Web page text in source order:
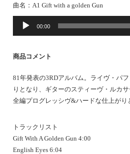
曲名： A1 Gift with a golden Gun
音
ー
00:00
商品コメント
81年発表の3RDアルバム。ライヴ・パ
りとなり、ギターのスティーヴ・ルカ
全編プログレッシヴ&ハードな仕上がり
トラックリスト
Gift With A Golden Gun 4:00
English Eyes 6:04